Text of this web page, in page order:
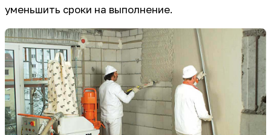
уменьшить сроки на выполнение.